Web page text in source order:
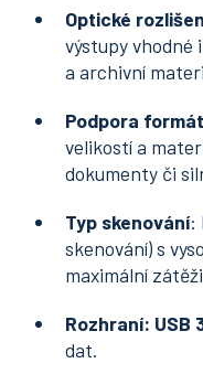
Optické
výstupy
a archivní
Podpora
velikostí a
dokumenty či
Typ skenování:
skenování) s
maximální
Rozhraní: USB
dat.